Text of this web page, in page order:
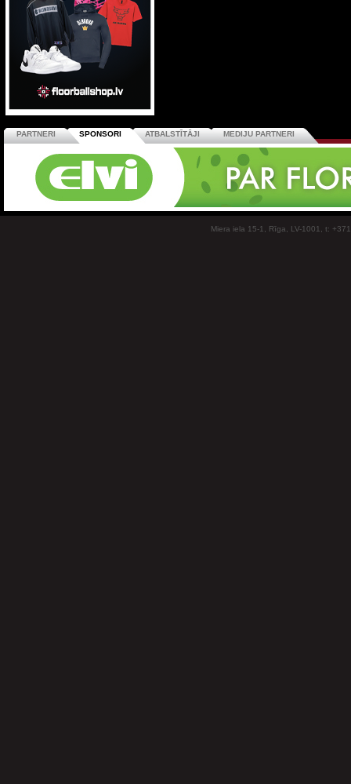
PARTNERI SPONSORI ATBALSTĪTĀJI MEDIJU PARTNERI
Miera iela 15-1, Rīga, LV-1001, t: